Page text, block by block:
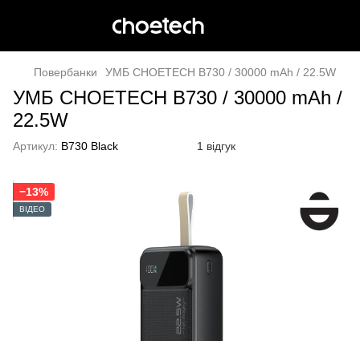
Повербанки УМБ CHOETECH B730 / 30000 mAh / 22.5W
УМБ CHOETECH B730 / 30000 mAh /
22.5W
Артикул: B730 Black 1 відгук
−13%
ВІДЕО